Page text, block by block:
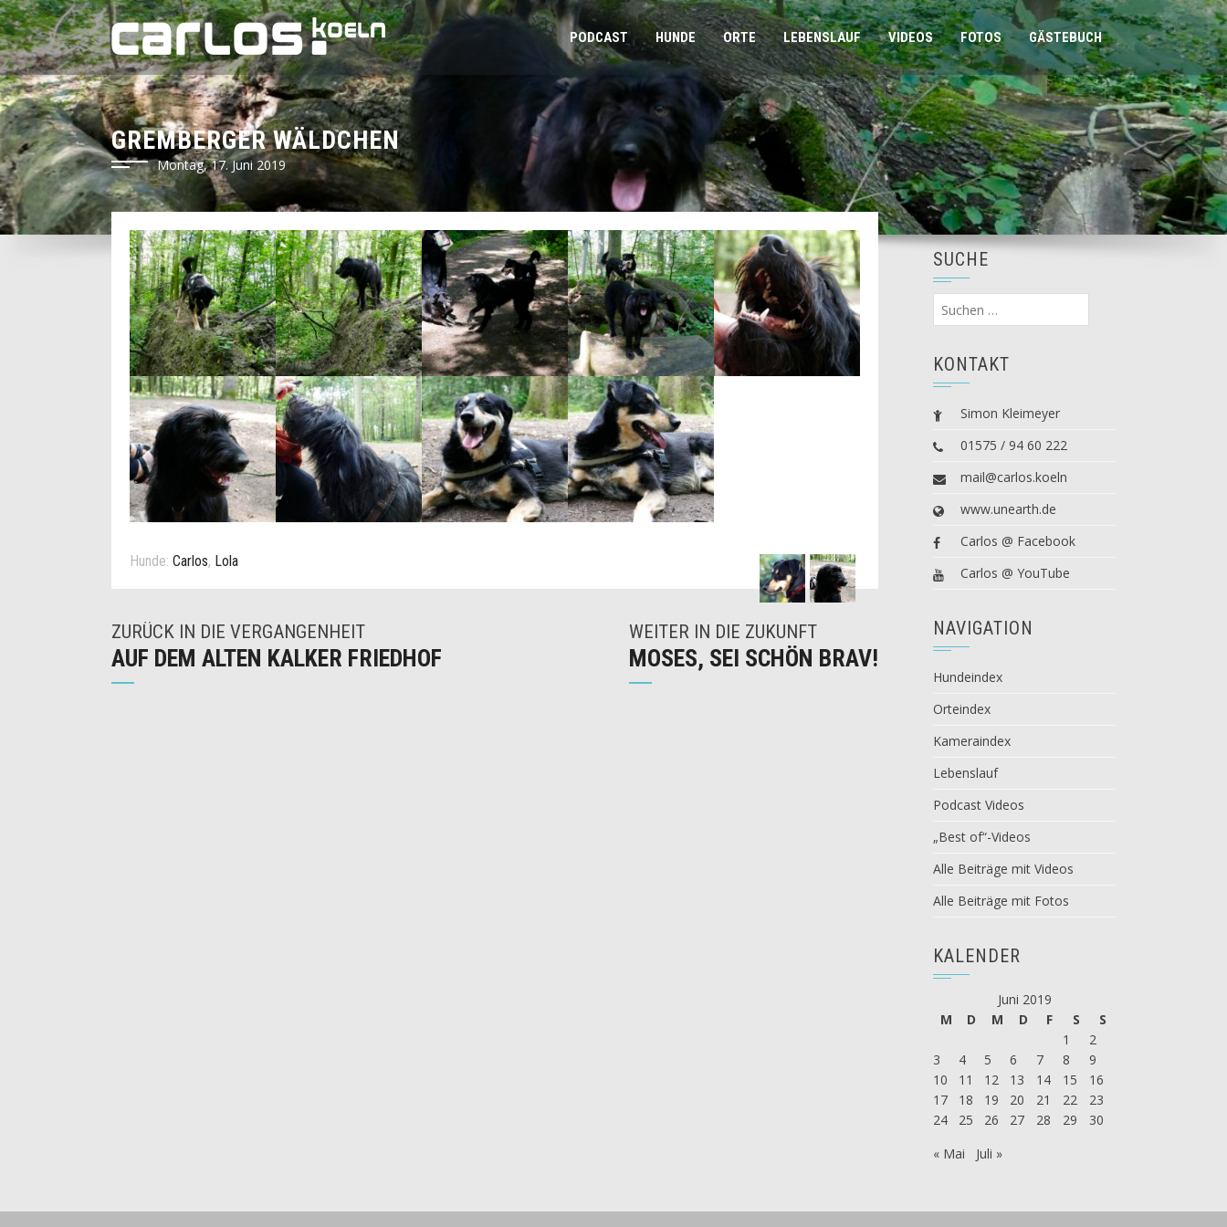
PODCAST HUNDE ORTE LEBENSLAUF VIDEOS FOTOS GÄSTEBUCH
GREMBERGER WÄLDCHEN
Montag, 17. Juni 2019
Hunde: Carlos, Lola
WEITER IN DIE ZUKUNFT
MOSES, SEI SCHÖN BRAV!
ZURÜCK IN DIE VERGANGENHEIT
AUF DEM ALTEN KALKER FRIEDHOF
SUCHE
Suchen
nach:
KONTAKT
Simon Kleimeyer
01575 / 94 60 222
mail@carlos.koeln
www.unearth.de
Carlos @ Facebook
Carlos @ YouTube
NAVIGATION
Hundeindex
Orteindex
Kameraindex
Lebenslauf
Podcast Videos
„Best of“-Videos
Alle Beiträge mit Videos
Alle Beiträge mit Fotos
KALENDER
Juni 2019
M
D M D F S
S
1
2
3
4 5 6 7 8
9
10
11 12 13 14 15
16
17
18 19 20 21 22
23
24
25 26 27 28 29
30
« Mai
Juli »